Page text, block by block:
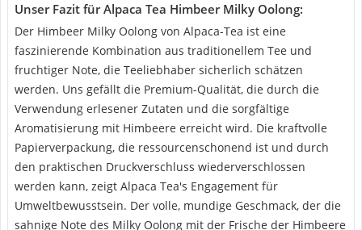
Unser Fazit für Alpaca Tea Himbeer Milky Oolong:
Der Himbeer Milky Oolong von Alpaca-Tea ist eine
faszinierende Kombination aus traditionellem Tee und
fruchtiger Note, die Teeliebhaber sicherlich schätzen
werden. Uns gefällt die Premium-Qualität, die durch die
Verwendung erlesener Zutaten und die sorgfältige
Aromatisierung mit Himbeere erreicht wird. Die kraftvolle
Papierverpackung, die ressourcenschonend ist und durch
den praktischen Druckverschluss wiederverschlossen
werden kann, zeigt Alpaca Tea's Engagement für
Umweltbewusstsein. Der volle, mundige Geschmack, der die
sahnige Note des Milky Oolong mit der Frische der Himbeere